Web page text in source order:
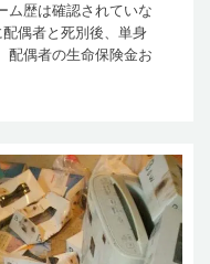
ム歴は確認されていな
偶者と死別後、単身
配偶者の生命保険金お